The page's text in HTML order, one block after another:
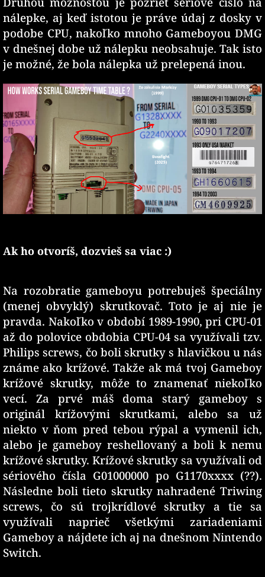
nálepke, aj keď istotou je práve údaj z dosky v
podobe CPU, nakoľko mnoho Gameboyou DMG
v dnešnej dobe už nálepku neobsahuje. Tak isto
je možné, že bola nálepka už prelepená inou.
Ak ho otvoríš, dozvieš sa viac :)
Na rozobratie gameboyu potrebuješ špeciálny
(menej obvyklý) skrutkovač. Toto je aj nie je
pravda. Nakoľko v období 1989-1990, pri CPU-01
až do polovice obdobia CPU-04 sa využívali tzv.
Philips screws, čo boli skrutky s hlavičkou u nás
známe ako krížové. Takže ak má tvoj Gameboy
krížové skrutky, môže to znamenať niekoľko
vecí. Za prvé máš doma starý gameboy s
originál krížovými skrutkami, alebo sa už
niekto v ňom pred tebou rýpal a vymenil ich,
alebo je gameboy reshellovaný a boli k nemu
krížové skrutky. Krížové skrutky sa využívali od
sériového čísla G01000000 po G1170xxxx (??).
Následne boli tieto skrutky nahradené Triwing
screws, čo sú trojkrídlové skrutky a tie sa
využívali naprieč všetkými zariadeniami
Gameboy a nájdete ich aj na dnešnom Nintendo
Switch.